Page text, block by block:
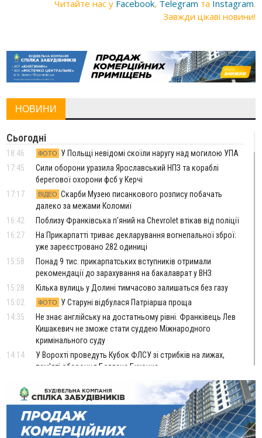
Читайте нас у Facebook, Telegram та Instagram.
Завжди цікаві новини!
НОВИНИ
Сьогодні
18:46 ФОТО
У Польщі невідомі скоїли наругу над могилою УПА
17:45
Сили оборони уразила Ярославський НПЗ та кораблі
берегової охорони фсб у Керчі
17:17
ВІДЕО Скарби Музею писанкового розпису побачать
далеко за межами Коломиї
16:42
Поблизу Франківська п'яний на Chevrolet втікав від поліції
16:27
На Прикарпатті триває декларування вогнепальної зброї:
уже зареєстровано 282 одиниці
15:58
Понад 9 тис. прикарпатських вступників отримали
рекомендації до зарахування на бакалаврат у ВНЗ
15:28
Кілька вулиць у Долині тимчасово залишаться без газу
15:02
ФОТО
У Старуні відбулася Патріарша проща
14:35
Не знає англійську на достатньому рівні. Франківець Лев
Кишакевич не зможе стати суддею Міжнародного
кримінального суду
14:14
У Ворохті проведуть Кубок ФЛСУ зі стрибків на лижах,
пам'яті оборонця Богдана Бухонка
На Калущині розшукали чоловіка, який три дні
блукав у лісі
13:14
Боднар розповів про реакцію влади Польщі на атаки на
українців та про зміни після 23 серпня
12:31
ВІДЕО "Едельвейси" щемливо привітали рідну Коломию з